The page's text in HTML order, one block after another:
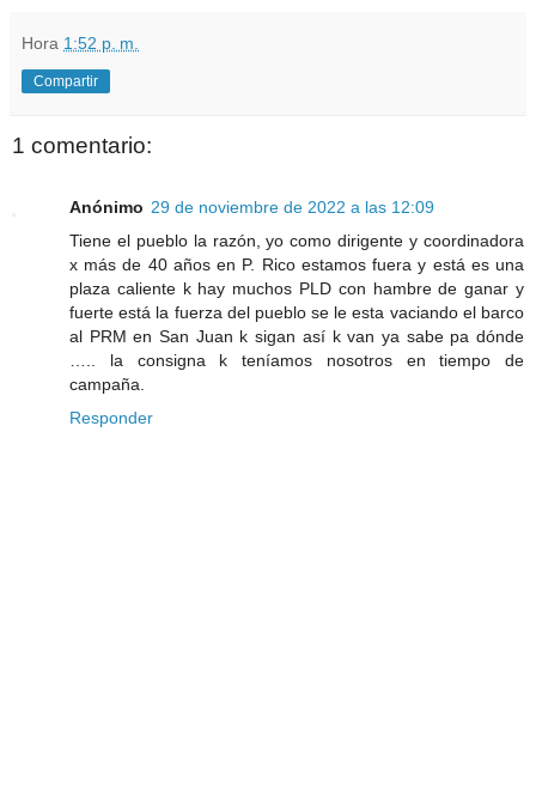
Hora 1:52 p. m.
Compartir
1 comentario:
Anónimo 29 de noviembre de 2022 a las 12:09
Tiene el pueblo la razón, yo como dirigente y coordinadora
x más de 40 años en P. Rico estamos fuera y está es una
plaza caliente k hay muchos PLD con hambre de ganar y
fuerte está la fuerza del pueblo se le esta vaciando el barco
al PRM en San Juan k sigan así k van ya sabe pa dónde
….. la consigna k teníamos nosotros en tiempo de
campaña.
Responder